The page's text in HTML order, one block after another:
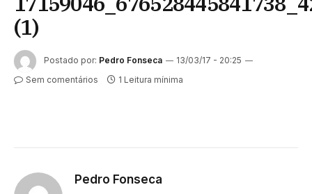
(1)
Postado por: Pedro Fonseca
13/03/17 - 20:25
Sem comentários
1 Leitura mínima
Pedro Fonseca